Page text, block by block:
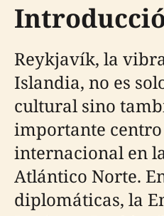
Reykjavík, la
Islandia, no es
cultural sino
importante
internacional en
Atlántico Norte.
diplomáticas, la